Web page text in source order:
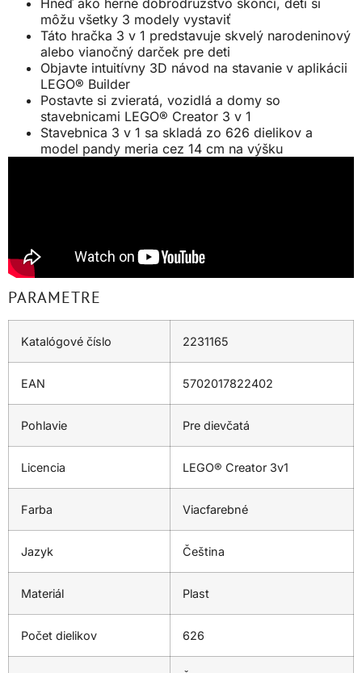
môžu všetky 3 modely vystaviť
Táto hračka 3 v 1 predstavuje skvelý narodeninový
alebo vianočný darček pre deti
Objavte intuitívny 3D návod na stavanie v aplikácii
LEGO® Builder
Postavte si zvieratá, vozidlá a domy so
stavebnicami LEGO® Creator 3 v 1
Stavebnica 3 v 1 sa skladá zo 626 dielikov a
model pandy meria cez 14 cm na výšku
PARAMETRE
Katalógové číslo 2231165
EAN 5702017822402
Pohlavie Pre dievčatá
Licencia LEGO® Creator 3v1
Farba Viacfarebné
Jazyk Čeština
Materiál Plast
Počet dielikov 626